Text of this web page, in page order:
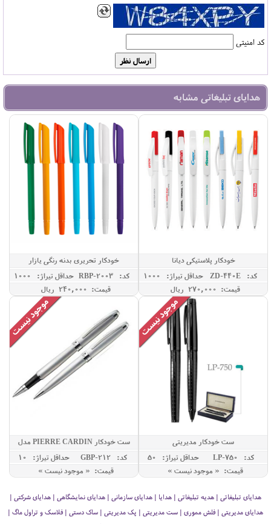
کد امنیتی
هدایای تبلیغاتی مشابه
خودکار پلاستیکی دیانا
کد: ZD-440E
حداقل تيراژ: 1000
قیمت: 270,000 ريال
خودکار تحریری بدنه رنگی یازار
کد: RBP-2003
حداقل تيراژ: 1000
قیمت: 240,000 ريال
ست خودکار مدیریتی
کد: LP-750
حداقل تيراژ: 50
قیمت: « موجود نیست »
ست خودکار PIERRE CARDIN مدل
KNIGHT
کد: GBP-212
حداقل تيراژ: 10
قیمت: « موجود نیست »
هدایای تبلیغاتی | هدیه تبلیغاتی | هدایا | هدایای سازمانی | هدایای نمایشگاهی | هدایای شرکتی |
هدایای مدیریتی | فلش مموری | ست مدیریتی | پک مدیریتی | ساک دستی | فلاسک و تراول ماگ |